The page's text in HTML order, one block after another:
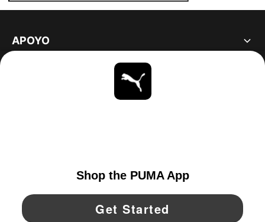
APOYO
YouTube Twitter Pinterest